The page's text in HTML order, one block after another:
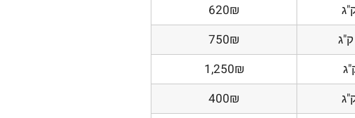
620₪
750₪
1,250₪
400₪